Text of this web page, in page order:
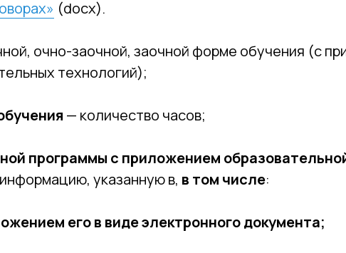
(docx).
очно-заочной, заочной форме обучения (с
технологий);
— количество часов;
программы с приложением
указанную в, в том числе:
его в виде электронного документа;